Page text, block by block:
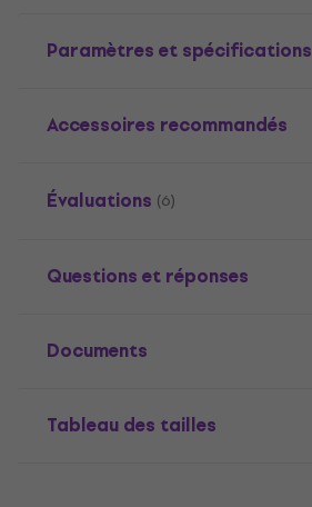
Paramètres et spécifications
Accessoires recommandés
Évaluations (6)
Questions et réponses
Documents
Tableau des tailles